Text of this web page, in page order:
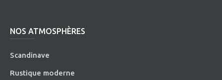
NOS ATMOSPHÈRES
Scandinave
Rustique moderne